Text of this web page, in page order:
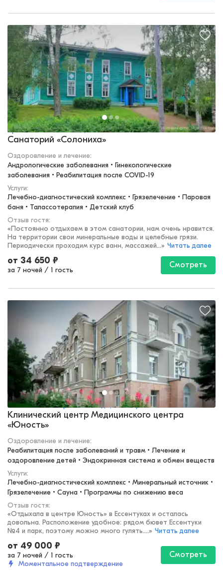
Архангельская область, Котлас
Санаторий «Солониха»
Оздоровление и лечение:
Андрологические заболевания • Гинекологические
заболевания • Реабилитация после COVID-19
Услуги:
Лечебно-диагностический комплекс • Грязелечение • Паровая
баня • Талассотерапия • Детский клуб
Отзыв гостя:
«Постоянно отдыхаем в этом санатории, нам очень нравится.
На территории свои минеральные воды и целебные грязи.
Периодически проходим курс ванн, массажей...» Читать далее
от 34 650 ₽
за 7 ночей / 1 гость
Смотреть
Кавказские Минеральные Воды, Ессентуки
Клинический центр Медицинского центра
«Юность»
Оздоровление и лечение:
Реабилитация после заболеваний и травм • Лечение и
оздоровление детей • Эндокринная система и обмен веществ
Услуги:
Лечебно-диагностический комплекс • Минеральный источник •
Грязелечение • Сауна • Программы по снижению веса
Отзыв гостя:
«Отдыхала в центре Юность» в Ессентуках и осталась
довольна. Расположение удобное: рядом бювет Ессентуки
№4 и парк, поэтому можно много гулять....» Читать далее
от 49 000 ₽
за 7 ночей / 1 гость
Моментальное подтверждение
Смотреть